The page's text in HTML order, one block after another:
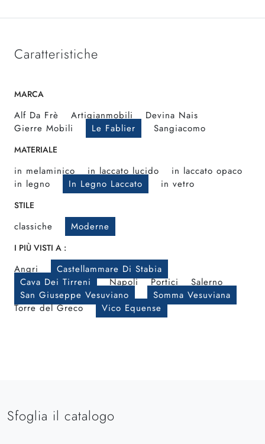
Caratteristiche
MARCA
Alf Da Frè Artigianmobili
Devina Nais
Gierre Mobili
Le Fablier Sangiacomo
MATERIALE
in melaminico in laccato lucido
in laccato opaco
in legno
In Legno Laccato in vetro
STILE
classiche Moderne
I PIÙ VISTI A :
Angri
Castellammare Di Stabia
Cava Dei Tirreni
Napoli Portici
Salerno
San Giuseppe Vesuviano
Somma Vesuviana
Torre del Greco
Vico Equense
Sfoglia il catalogo